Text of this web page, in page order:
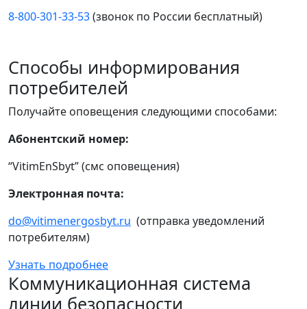
8-800-301-33-53(звонок по России бесплатный)
Способы информирования
потребителей
Получайте оповещения следующими способами:
Абонентский номер:
“VitimEnSbyt” (смс оповещения)
Электронная почта:
do@vitimenergosbyt.ru (отправка уведомлений
потребителям)
Узнать подробнее
Коммуникационная система
линии безопасности